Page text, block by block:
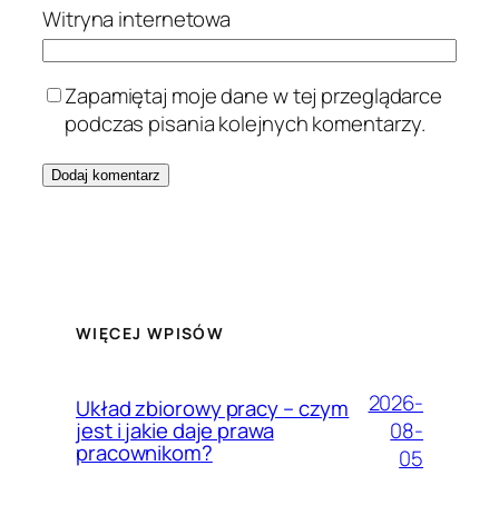
Witryna internetowa
Zapamiętaj moje dane w tej przeglądarce
podczas pisania kolejnych komentarzy.
WIĘCEJ WPISÓW
Układ zbiorowy pracy – czym
jest i jakie daje prawa
pracownikom?
2026-
08-
05